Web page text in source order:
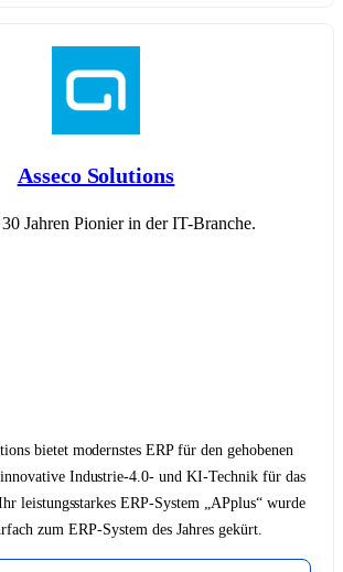
Asseco Solutions
Jahren Pionier in der IT-Branche.
bietet modernstes ERP für den gehobenen
Industrie-4.0- und KI-Technik für das
leistungsstarkes ERP-System „APplus“ wurde
zum ERP-System des Jahres gekürt.